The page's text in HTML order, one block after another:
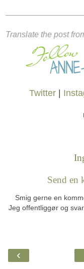
Translate the post
Twitter|
Send en
Smig gerne en
Jeg offentliggør og
‹